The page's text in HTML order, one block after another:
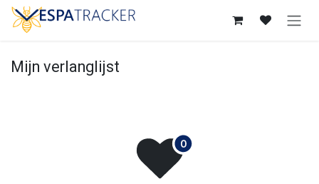
Overslaan naar inhoud
Mijn verlanglijst